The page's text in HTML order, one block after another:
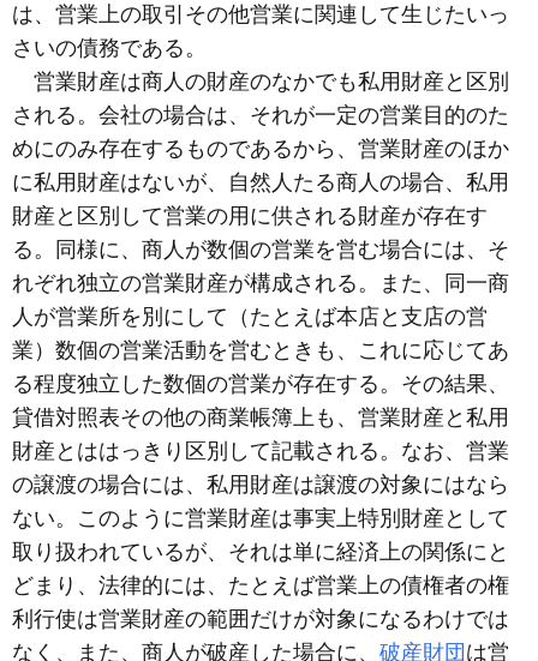
は、営業上の取引その他営業に関連して生じたいっ
さいの債務である。
営業財産は商人の財産のなかでも私用財産と区別
される。会社の場合は、それが一定の営業目的のた
めにのみ存在するものであるから、営業財産のほか
に私用財産はないが、自然人たる商人の場合、私用
財産と区別して営業の用に供される財産が存在す
る。同様に、商人が数個の営業を営む場合には、そ
れぞれ独立の営業財産が構成される。また、同一商
人が営業所を別にして（たとえば本店と支店の営
業）数個の営業活動を営むときも、これに応じてあ
る程度独立した数個の営業が存在する。その結果、
貸借対照表その他の商業帳簿上も、営業財産と私用
財産とははっきり区別して記載される。なお、営業
の譲渡の場合には、私用財産は譲渡の対象にはなら
ない。このように営業財産は事実上特別財産として
取り扱われているが、それは単に経済上の関係にと
どまり、法律的には、たとえば営業上の債権者の権
利行使は営業財産の範囲だけが対象になるわけでは
なく、また、商人が破産した場合に、 破産財団 は営